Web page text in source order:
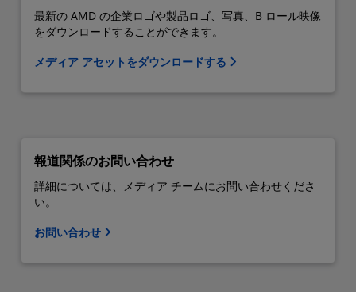
最新の AMD の企業ロゴや製品ロゴ、写真、B ロール映像
をダウンロードすることができます。
メディア アセットをダウンロードする
報道関係のお問い合わせ
詳細については、メディア チームにお問い合わせくださ
い。
お問い合わせ